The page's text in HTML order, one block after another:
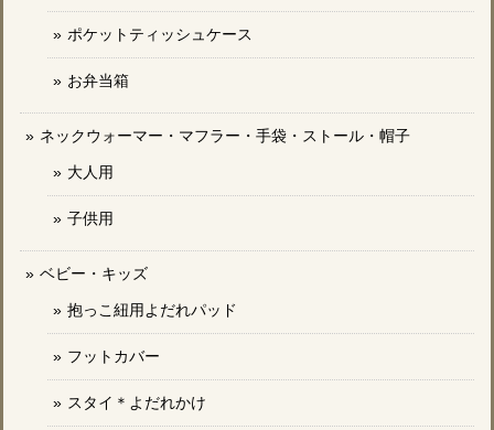
ポケットティッシュケース
お弁当箱
ネックウォーマー・マフラー・手袋・ストール・帽子
大人用
子供用
ベビー・キッズ
抱っこ紐用よだれパッド
フットカバー
スタイ＊よだれかけ